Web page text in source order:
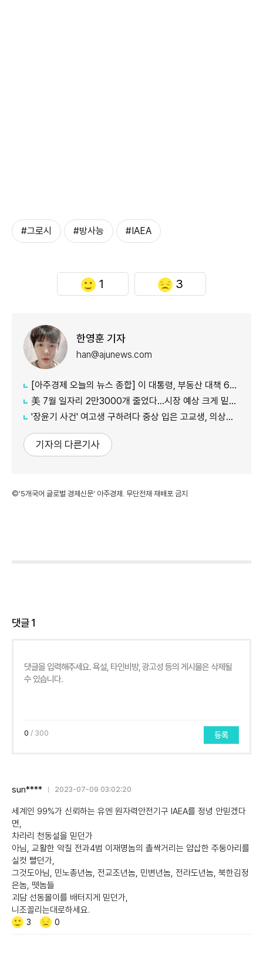
#그로시 #방사능 #IAEA
1 3
한영훈 기자
han@ajunews.com
[아주경제 오늘의 뉴스 종합] 이 대통령, 부동산 대책 6시간 점검…"기존 방식 벗어나 과감히 실행" 外
美 7월 일자리 2만3000개 줄었다…시장 예상 크게 밑돈 '고용 쇼크'
'장윤기 사건' 여고생 구하려다 중상 입은 고교생, 의상자 인정
기자의 다른기사
©'5개국어 글로벌 경제신문' 아주경제. 무단전재·재배포 금지
댓글1
0 / 300 등록
sun**** 2023-07-09 03:02:20
세계인 99%가 신뢰하는 유엔 원자력안전기구 IAEA를 정녕 안믿겠다
면,
차라리 천동설을 믿던가
아님, 교활한 악질 전과4범 이재명놈의 촐싹거리는 얍삽한 주둥아리를
실컷 빨던가,
그것도아님, 민노총년놈, 전교조년놈, 민변년놈, 전라도년놈, 북한김정
은놈, 뗏놈들
괴담 선동몰이를 배터지게 믿던가,
니조꼴리는대로하세요.
Like/Dislike
공
3
비
0